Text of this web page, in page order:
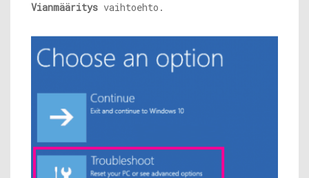
Vianmääritys vaihtoehto.